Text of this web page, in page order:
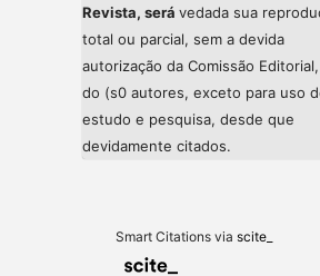
Revista, será vedada sua
total ou parcial, sem a devida
autorização da Comissão
do (s0 autores, exceto para uso
estudo e pesquisa, desde que
devidamente citados.
Smart Citations via scite_